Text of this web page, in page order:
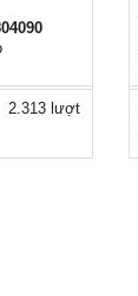
cho tất
2.313 lượt